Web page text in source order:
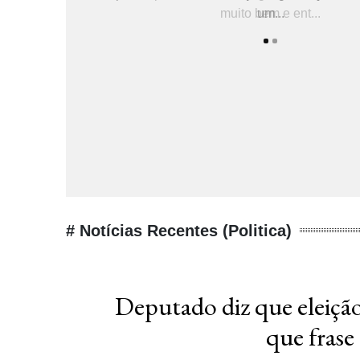
um...
# Notícias Recentes (Politica)
Deputado diz que
que